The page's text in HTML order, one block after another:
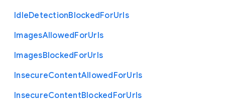
IdleDetectionBlockedForUrls
ImagesAllowedForUrls
ImagesBlockedForUrls
InsecureContentAllowedForUrls
InsecureContentBlockedForUrls